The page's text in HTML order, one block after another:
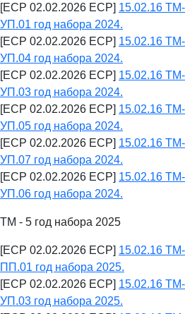
[ECP 02.02.2026 ECP] 15.02.16
УП.01 год набора 2024.
[ECP 02.02.2026 ECP] 15.02.16
УП.04 год набора 2024.
[ECP 02.02.2026 ECP] 15.02.16
УП.03 год набора 2024.
[ECP 02.02.2026 ECP] 15.02.16
УП.05 год набора 2024.
[ECP 02.02.2026 ECP] 15.02.16
УП.07 год набора 2024.
[ECP 02.02.2026 ECP] 15.02.16
УП.06 год набора 2024.
ТМ - 5 год набора 2025
[ECP 02.02.2026 ECP] 15.02.16
ПП.01 год набора 2025.
[ECP 02.02.2026 ECP] 15.02.16
УП.03 год набора 2025.